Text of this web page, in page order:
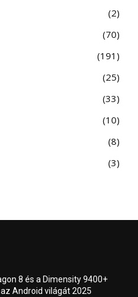
2
70
191
25
33
10
8
3
8 és a Dimensity 9400+
Android világát 2025